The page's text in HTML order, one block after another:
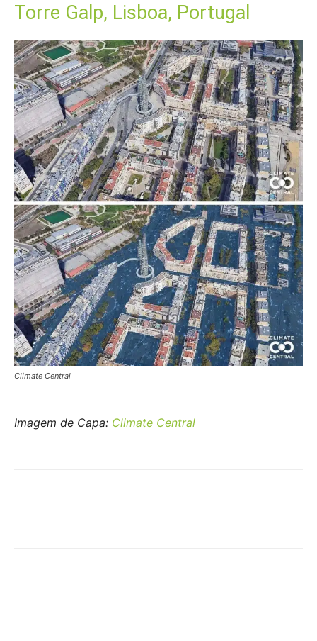
Torre Galp, Lisboa, Portugal
Climate Central
Imagem de Capa: Climate Central